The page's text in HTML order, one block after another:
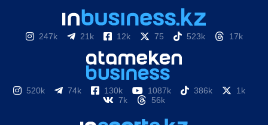
247k 21k 12k 75 523k 17k
520k 74k 130k 1087k 386k
1k
7k
56k